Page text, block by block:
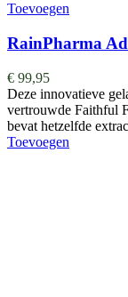
Toevoegen
RainPharma
€ 99,95
Deze innovatieve
vertrouwde Faithful
bevat hetzelfde
Toevoegen